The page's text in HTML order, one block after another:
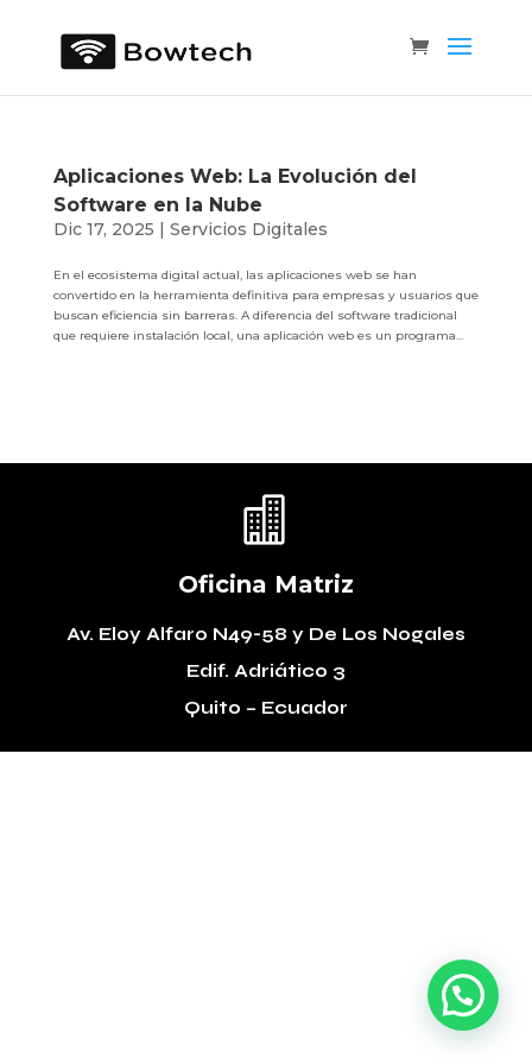
Aplicaciones Web: La Evolución del
Software en la Nube
Dic 17, 2025 | Servicios Digitales
En el ecosistema digital actual, las aplicaciones web se han
convertido en la herramienta definitiva para empresas y usuarios que
buscan eficiencia sin barreras. A diferencia del software tradicional
que requiere instalación local, una aplicación web es un programa...

Oficina Matriz
Av. Eloy Alfaro N49-58 y De Los Nogales
Edif. Adriático 3
Quito – Ecuador